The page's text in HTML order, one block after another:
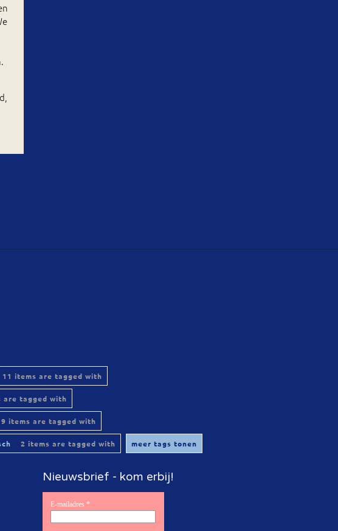
11 items are tagged with
are tagged with
9 items are tagged with
2 items are tagged with meer tags tonen
Nieuwsbrief - kom erbij!